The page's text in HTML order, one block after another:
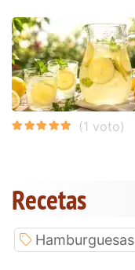
Recetas
Hamburguesas